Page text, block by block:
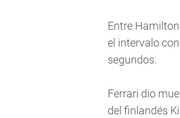
Entre
el intervalo
segundos.
Ferrari dio
del finlandés